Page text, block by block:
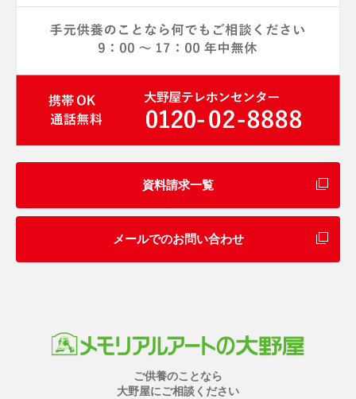
資料請求一覧
メールでのお問い合わせ
ご供養のことなら
大野屋にご相談ください